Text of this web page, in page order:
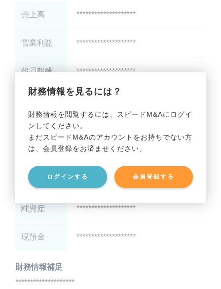
財務情報を見るには？
財務情報を閲覧するには、スピードM&Aにログイ
ンしてください。
まだスピードM&Aのアカウントをお持ちでない方
は、会員登録をお済ませください。
ログインする 会員登録する
売上高 ********************
営業利益 ********************
役員報酬 ********************
貸借対照表（B/S）
総資産 ********************
有利子負債 ********************
純資産 ********************
現預金 ********************
財務情報補足
********************